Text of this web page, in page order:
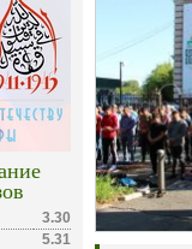
3.30
5.31